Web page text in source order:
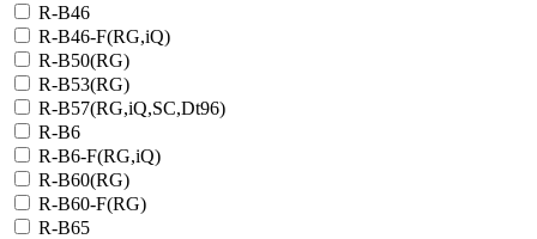
R-B46
R-B46-F(RG,iQ)
R-B50(RG)
R-B53(RG)
R-B57(RG,iQ,SC,Dt96)
R-B6
R-B6-F(RG,iQ)
R-B60(RG)
R-B60-F(RG)
R-B65